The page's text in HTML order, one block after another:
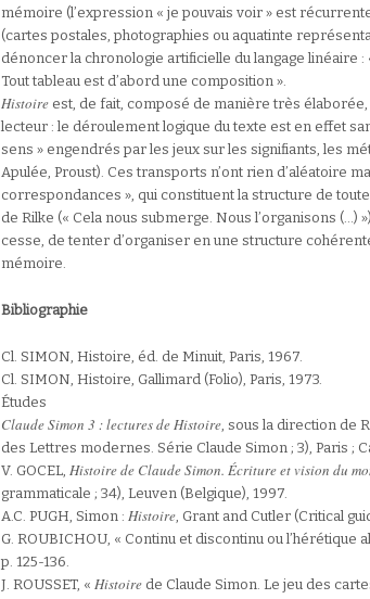
mémoire (l’expression « je pouvais voir » est
(cartes postales, photographies ou aquatinte
dénoncer la chronologie artificielle du langage linéaire :
Tout tableau est d’abord une composition ».
Histoire est, de fait, composé de manière très
lecteur : le déroulement logique du texte est en effet
sens » engendrés par les jeux sur les signifiants, les
Apulée, Proust). Ces transports n’ont rien d’aléatoire
correspondances », qui constituent la structure de
de Rilke (« Cela nous submerge. Nous l’organisons
cesse, de tenter d’organiser en une structure
mémoire.
Bibliographie
Cl. SIMON, Histoire, éd. de Minuit, Paris, 1967.
Cl. SIMON, Histoire, Gallimard (Folio), Paris, 1973.
Études
Claude Simon 3 : lectures de Histoire , sous la direction de
des Lettres modernes. Série Claude Simon ; 3), Paris ;
V. GOCEL, Histoire de Claude Simon. Écriture et vision du
grammaticale ; 34), Leuven (Belgique), 1997.
A.C. PUGH, Simon : Histoire , Grant and Cutler (Critical
G. ROUBICHOU, « Continu et discontinu ou l’hérétique
p. 125-136.
J. ROUSSET, « Histoire de Claude Simon. Le jeu des